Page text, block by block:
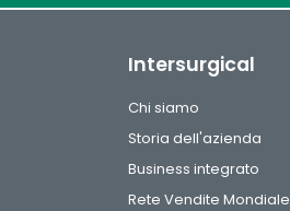
Intersurgical
Chi siamo
Storia dell'azienda
Business integrato
Rete Vendite Mondiale